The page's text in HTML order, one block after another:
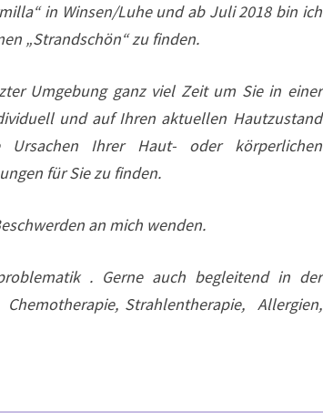
in Winsen/Luhe und ab Juli 2018 bin ich
„Strandschön“ zu finden.
Umgebung ganz viel Zeit um Sie in einer
und auf Ihren aktuellen Hautzustand
Ihrer Haut- oder körperlichen
für Sie zu finden.
an mich wenden.
. Gerne auch begleitend in der
Strahlentherapie, Allergien,